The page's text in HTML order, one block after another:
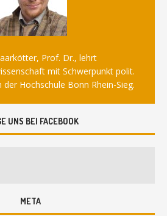
Prof. Dr., lehrt
mit Schwerpunkt polit.
Hochschule Bonn Rhein-Sieg.
UNS BEI FACEBOOK
META